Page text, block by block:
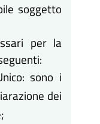
soggetto
per la
sono i
dei